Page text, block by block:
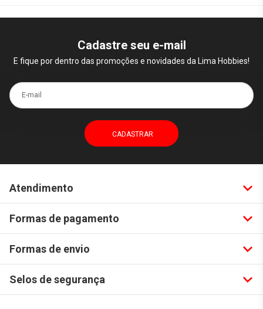
Cadastre seu e-mail
E fique por dentro das promoções e novidades da Lima Hobbies!
E-mail
Atendimento
Formas de pagamento
Formas de envio
Selos de segurança